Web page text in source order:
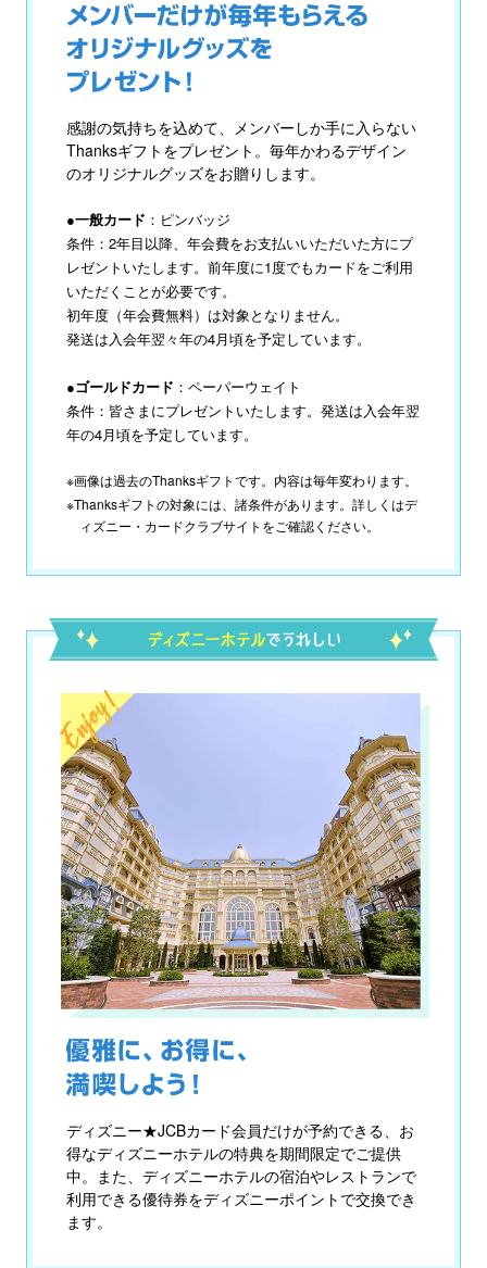
感謝の気持ちを込めて、メンバーしか手に入らない
Thanksギフトをプレゼント。毎年かわるデザイン
のオリジナルグッズをお贈りします。
●一般カード ：ピンバッジ
条件：2年目以降、年会費をお支払いいただいた方にプ
レゼントいたします。前年度に1度でもカードをご利用
いただくことが必要です。
初年度（年会費無料）は対象となりません。
発送は入会年翌々年の4月頃を予定しています。
●ゴールドカード ：ペーパーウェイト
条件：皆さまにプレゼントいたします。発送は入会年翌
年の4月頃を予定しています。
※画像は過去のThanksギフトです。内容は毎年変わります。
※Thanksギフトの対象には、諸条件があります。詳しくはデ
ィズニー・カードクラブサイトをご確認ください。
ディズニー★JCBカード会員だけが予約できる、お
得なディズニーホテルの特典を期間限定でご提供
中。また、ディズニーホテルの宿泊やレストランで
利用できる優待券をディズニーポイントで交換でき
ます。